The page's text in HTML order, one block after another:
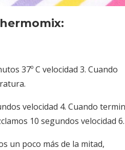
37º C velocidad 3. Cuando
velocidad 4. Cuando
10 segundos velocidad 6.
un poco más de la mitad,